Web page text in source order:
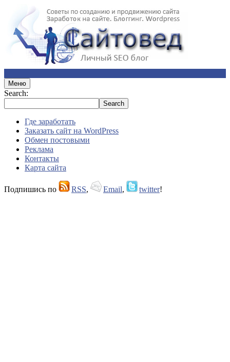
Меню
Search:
Где заработать
Заказать сайт на WordPress
Обмен постовыми
Реклама
Контакты
Карта сайта
Подпишись по RSS, Email, twitter!